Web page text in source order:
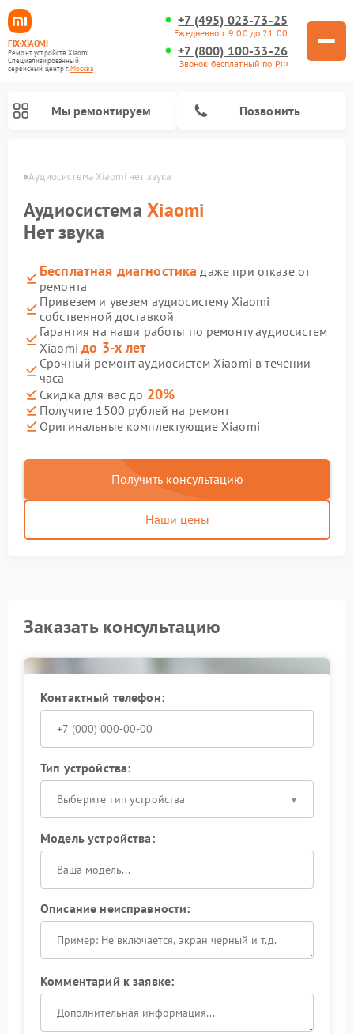
FIX-XIAOMI
Ремонт устройств Xiaomi
Специализированный
cервисный центр г.Москва
+7 (495) 023-73-25
Ежедневно с 9:00 до 21:00
+7 (800) 100-33-26
Звонок бесплатный по РФ
Мы ремонтируем Позвонить
Аудиосистема Xiaomi нет звука
АудиосистемаXiaomi
Нет звука
Бесплатная диагностика даже при отказе от
ремонта
Привезем и увезем аудиосистему Xiaomi
собственной доставкой
Гарантия на наши работы по ремонту аудиосистем
Xiaomiдо 3-х лет
Срочный ремонт аудиосистем Xiaomi в течении
часа
Скидка для вас до 20%
Получите 1500 рублей на ремонт
Оригинальные комплектующие Xiaomi
Получить консультацию
Наши цены
Заказать консультацию
Контактный телефон:
Тип устройства:
Выберите тип устройства
Модель устройства:
Описание неисправности:
Комментарий к заявке: